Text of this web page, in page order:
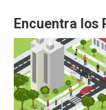
Encuentra los